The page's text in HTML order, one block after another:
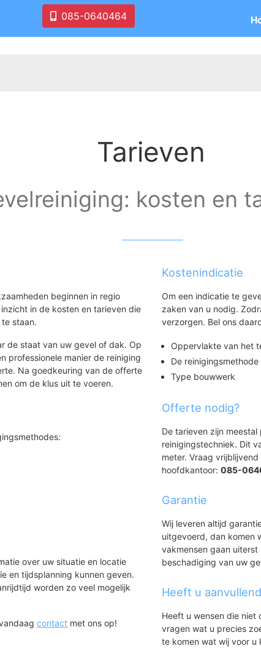
085-0640464
Tarieven
kosten en
beginnen in regio
in de kosten en tarieven die
staan.
de staat van uw gevel of dak. Op
professionele manier de reiniging
Na goedkeuring van de offerte
om de klus uit te voeren.
over uw situatie en locatie
en tijdsplanning kunnen geven.
worden zo veel mogelijk
contact met ons op!
Kostenindicatie
Om een indicatie te
zaken van u nodig.
verzorgen. Bel ons
Oppervlakte van het
De reinigingsmethode
Type bouwwerk
Offerte nodig?
De tarieven zijn
reinigingstechniek. Dit
meter. Vraag
hoofdkantoor: 085-
Garantie
Wij leveren altijd
uitgevoerd, dan komen
vakmensen gaan
beschadiging van uw
Heeft u
Heeft u wensen die niet
vragen wat u precies
te komen wat wij voor u